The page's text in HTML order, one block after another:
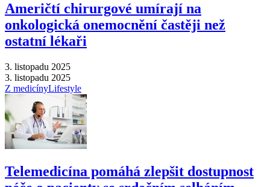
Američtí chirurgové umírají na
onkologická onemocnění častěji než
ostatní lékaři
3. listopadu 2025
3. listopadu 2025
Z medicínyLifestyle
Telemedicína pomáhá zlepšit dostupnost